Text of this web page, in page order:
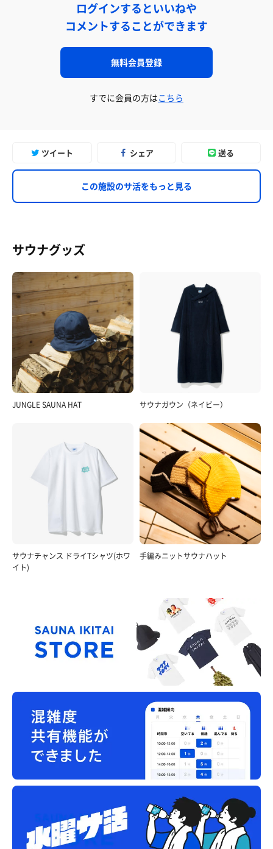
ログインするといいねや
コメントすることができます
無料会員登録
すでに会員の方はこちら
ツイート シェア 送る
この施設のサ活をもっと見る
サウナグッズ
JUNGLE SAUNA HAT サウナガウン（ネイビー）
サウナチャンス ドライTシャツ(ホワ
イト)
手編みニットサウナハット